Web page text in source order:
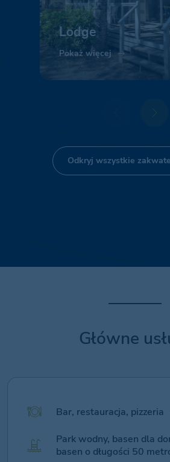
Lodge
Pokaż więcej
Odkryj wszystkie
Główne
Bar, restauracja, pizzeria
Park wodny, basen dla
basen o długości 50